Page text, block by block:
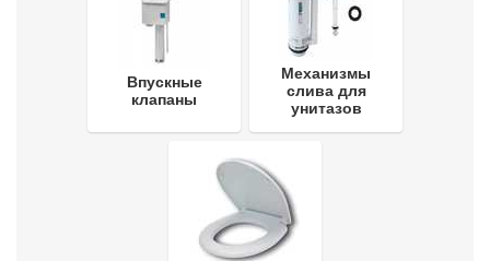
Впускные
клапаны
Механизмы
слива для
унитазов